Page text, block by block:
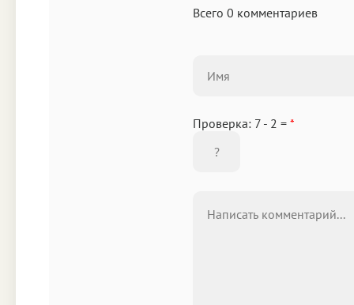
Всего 0 комментариев
Проверка: 7 - 2 = *